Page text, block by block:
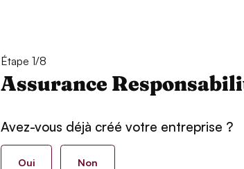
Étape 1/8
Assurance
Avez-vous déjà créé votre entreprise ?
Oui Non